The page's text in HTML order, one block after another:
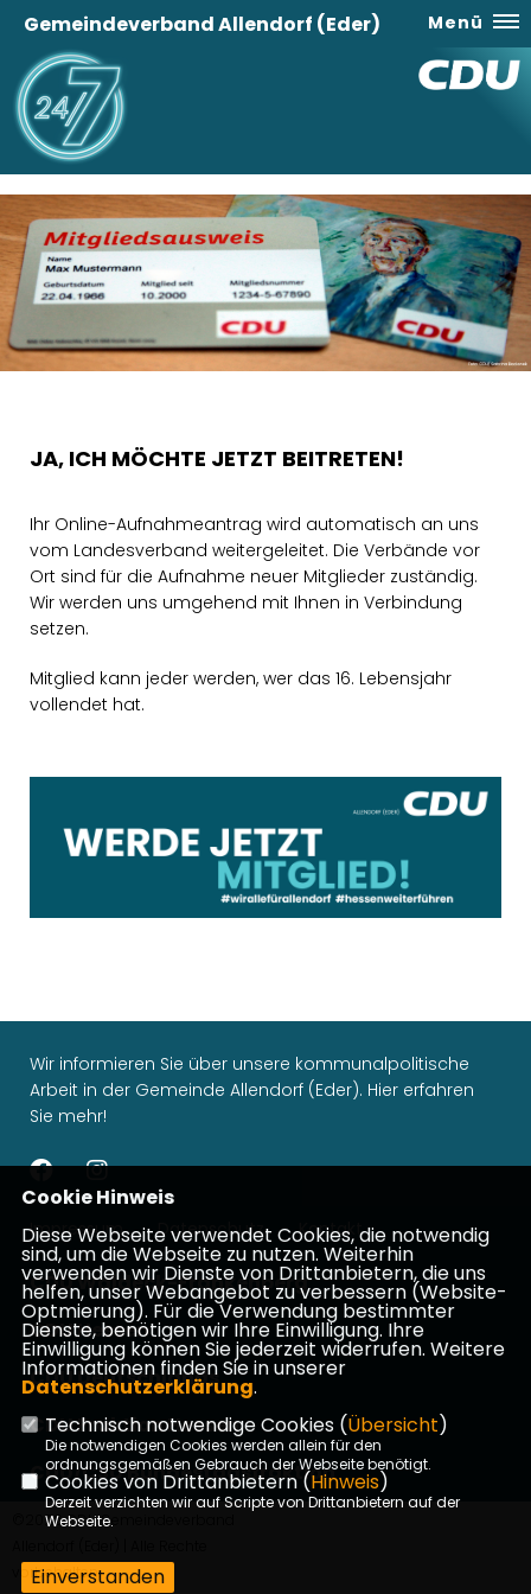
Gemeindeverband Allendorf (Eder) Menü
JA, ICH MÖCHTE JETZT BEITRETEN!
Ihr Online-Aufnahmeantrag wird automatisch an uns
vom Landesverband weitergeleitet. Die Verbände vor
Ort sind für die Aufnahme neuer Mitglieder zuständig.
Wir werden uns umgehend mit Ihnen in Verbindung
setzen.
Mitglied kann jeder werden, wer das 16. Lebensjahr
vollendet hat.
Wir informieren Sie über unsere kommunalpolitische
Arbeit in der Gemeinde Allendorf (Eder). Hier erfahren
Sie mehr!
Impressum Datenschutz Kontakt
CDU Waldeck-Frankenberg
CDU Hessen
CDU Deutschlands
CDU Fraktion Hessen
CDU/CSU Bundestagsfraktion
©2026 CDU Gemeindeverband
vorbehalten.
Cookie Hinweis
Diese Webseite verwendet Cookies, die notwendig
sind, um die Webseite zu nutzen. Weiterhin
verwenden wir Dienste von Drittanbietern, die uns
helfen, unser Webangebot zu verbessern (Website-
Optmierung). Für die Verwendung bestimmter
Dienste, benötigen wir Ihre Einwilligung. Ihre
Einwilligung können Sie jederzeit widerrufen. Weitere
Informationen finden Sie in unserer
Datenschutzerklärung.
Technisch notwendige Cookies (Übersicht)
Die notwendigen Cookies werden allein für den
ordnungsgemäßen Gebrauch der Webseite benötigt.
Cookies von Drittanbietern (Hinweis)
Derzeit verzichten wir auf Scripte von Drittanbietern auf der
Webseite.
Einverstanden